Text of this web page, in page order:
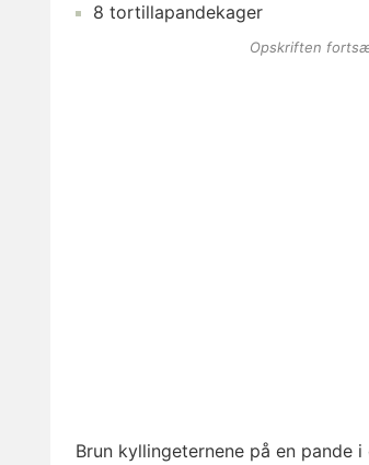
8 tortillapandekager
Opskriften
Brun kyllingeternene på en